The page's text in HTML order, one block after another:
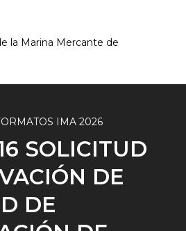
IMA 2026
SOLICITUD
DE
DE